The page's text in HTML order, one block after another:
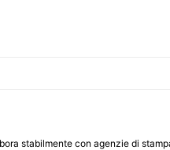
stabilmente con agenzie di